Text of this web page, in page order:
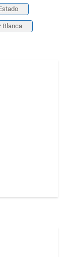
Blanca